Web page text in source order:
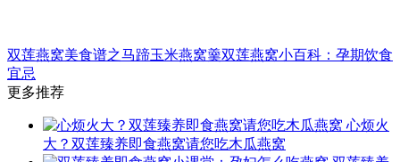
双莲燕窝美食谱之马蹄玉米燕窝羹双莲燕窝小百科：孕期饮食
宜忌
更多推荐
心烦火
大？双莲臻养即食燕窝请您吃木瓜燕窝